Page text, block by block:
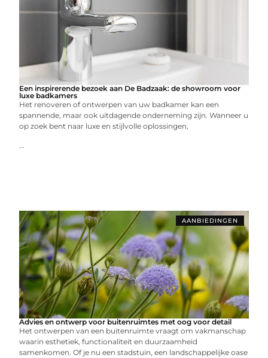
Een inspirerende bezoek aan De Badzaak: de showroom voor
luxe badkamers
Het renoveren of ontwerpen van uw badkamer kan een
spannende, maar ook uitdagende onderneming zijn. Wanneer u
op zoek bent naar luxe en stijlvolle oplossingen,
...
AANBIEDINGEN
Advies en ontwerp voor buitenruimtes met oog voor detail
Het ontwerpen van een buitenruimte vraagt om vakmanschap
waarin esthetiek, functionaliteit en duurzaamheid
samenkomen. Of je nu een stadstuin, een landschappelijke oase